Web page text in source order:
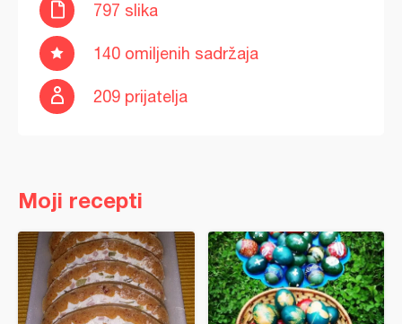
797 slika
140 omiljenih sadržaja
209 prijatelja
Moji recepti